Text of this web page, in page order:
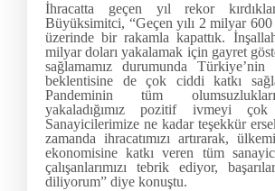
İhracatta geçen yıl rekor
Büyüksimitci, “Geçen yılı 2 milyar
üzerinde bir rakamla kapattık.
milyar doları yakalamak için gayret
sağlamamız durumunda
beklentisine de çok ciddi katkı
Pandeminin tüm
yakaladığımız pozitif ivmeyi çok
Sanayicilerimize ne kadar teşekkür
zamanda ihracatımızı artırarak,
ekonomisine katkı veren tüm
çalışanlarımızı tebrik ediyor,
diliyorum” diye konuştu.